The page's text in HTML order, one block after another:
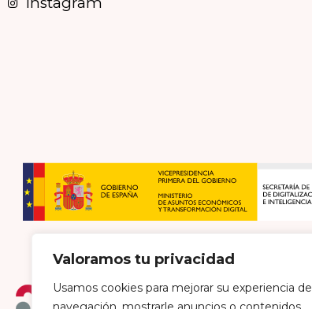
Valoramos tu privacidad
Usamos cookies para mejorar su experiencia de